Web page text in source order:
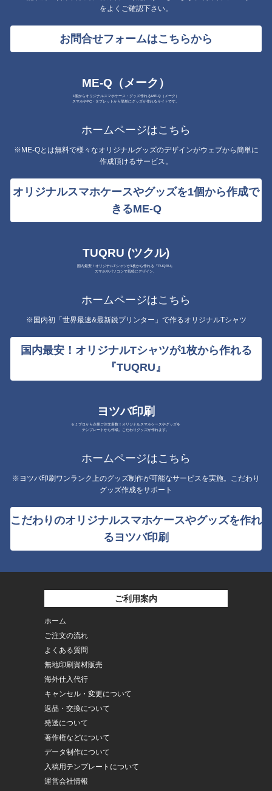
をよくご確認下さい。
お問合せフォームはこちらから
ME-Q（メーク）
1個からオリジナルスマホケース・グッズ作れるME-Q（メーク）
スマホやPC・タブレットから簡単にグッズが作れるサイトです。
ホームページはこちら
※ME-Qとは無料で様々なオリジナルグッズのデザインがウェブから簡単に
作成頂けるサービス。
オリジナルスマホケースやグッズを1個から作成で
きるME-Q
TUQRU (ツクル)
国内最安！オリジナルTシャツが1枚から作れる『TUQRU』
スマホやパソコンで気軽にデザイン。
ホームページはこちら
※国内初「世界最速&最新鋭プリンター」で作るオリジナルTシャツ
国内最安！オリジナルTシャツが1枚から作れる
『TUQRU』
ヨツバ印刷
セミプロから企業ご注文多数！オリジナルスマホケースやグッズを
テンプレートから作成。こだわりグッズが作れます。
ホームページはこちら
※ヨツバ印刷ワンランク上のグッズ制作が可能なサービスを実施。こだわり
グッズ作成をサポート
こだわりのオリジナルスマホケースやグッズを作れ
るヨツバ印刷
ご利用案内
ホーム
ご注文の流れ
よくある質問
無地印刷資材販売
海外仕入代行
キャンセル・変更について
返品・交換について
発送について
著作権などについて
データ制作について
入稿用テンプレートについて
運営会社情報